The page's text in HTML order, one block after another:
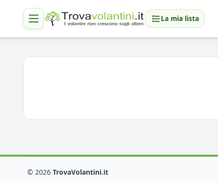
La mia lista
© 2026 TrovaVolantini.it